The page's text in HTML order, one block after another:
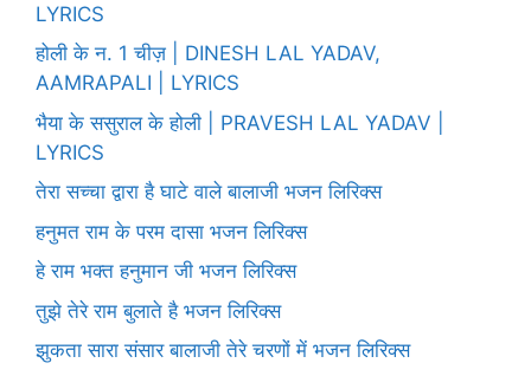
LYRICS
होली के न. 1 चीज़ | DINESH LAL YADAV,
AAMRAPALI | LYRICS
भैया के ससुराल के होली | PRAVESH LAL YADAV |
LYRICS
तेरा सच्चा द्वारा है घाटे वाले बालाजी भजन लिरिक्स
हनुमत राम के परम दासा भजन लिरिक्स
हे राम भक्त हनुमान जी भजन लिरिक्स
तुझे तेरे राम बुलाते है भजन लिरिक्स
झुकता सारा संसार बालाजी तेरे चरणों में भजन लिरिक्स